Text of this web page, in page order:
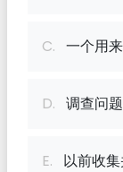
C. 一个用
D. 调查问
E. 以前收